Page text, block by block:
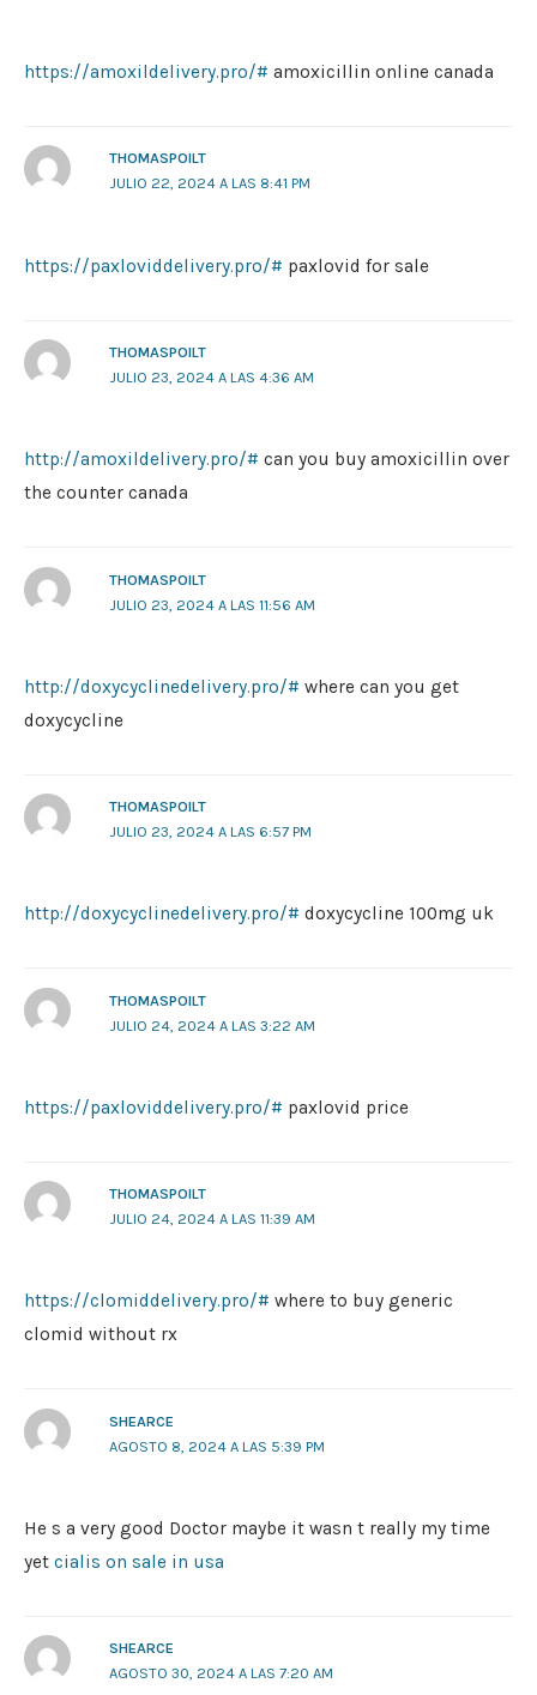
https://amoxildelivery.pro/# amoxicillin online canada
THOMASPOILT
JULIO 22, 2024 A LAS 8:41 PM
https://paxloviddelivery.pro/# paxlovid for sale
THOMASPOILT
JULIO 23, 2024 A LAS 4:36 AM
http://amoxildelivery.pro/# can you buy amoxicillin over
the counter canada
THOMASPOILT
JULIO 23, 2024 A LAS 11:56 AM
http://doxycyclinedelivery.pro/# where can you get
doxycycline
THOMASPOILT
JULIO 23, 2024 A LAS 6:57 PM
http://doxycyclinedelivery.pro/# doxycycline 100mg uk
THOMASPOILT
JULIO 24, 2024 A LAS 3:22 AM
https://paxloviddelivery.pro/# paxlovid price
THOMASPOILT
JULIO 24, 2024 A LAS 11:39 AM
https://clomiddelivery.pro/# where to buy generic
clomid without rx
SHEARCE
AGOSTO 8, 2024 A LAS 5:39 PM
He s a very good Doctor maybe it wasn t really my time
yet cialis on sale in usa
SHEARCE
AGOSTO 30, 2024 A LAS 7:20 AM